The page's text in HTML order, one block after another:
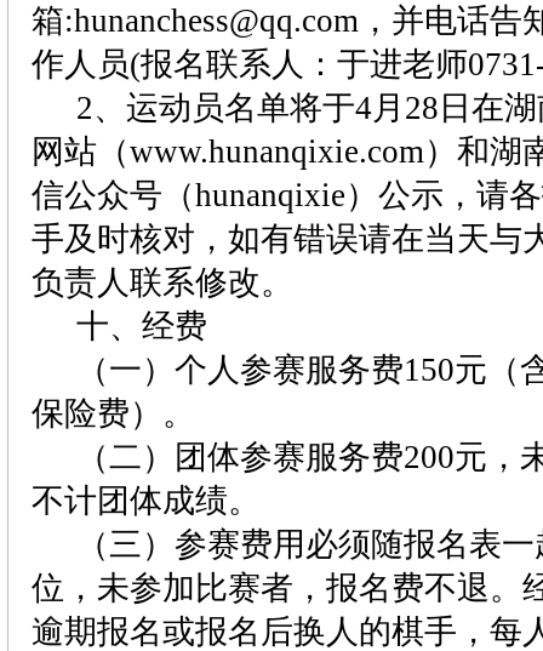
箱:hunanchess@qq.com ，并电话告
作人员(报名联系人：于进老师
2、运动员名单将于4 月 28 日在
网站（www.hunanqixie.com ）和湖
信公众号（hunanqixie）公示，请
手及时核对，如有错误请在当天与
负责人联系修改。
十、经费
（一）个人参赛服务费150元（
保险费）。
（二）团体参赛服务费200元，
不计团体成绩。
（三）参赛费用必须随报名表
位，未参加比赛者，报名费不退。
逾期报名或报名后换人的棋手，每